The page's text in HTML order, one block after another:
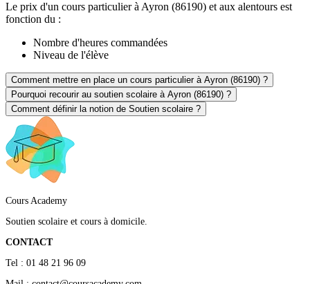
Le prix d'un cours particulier à Ayron (86190) et aux alentours est
fonction du :
Nombre d'heures commandées
Niveau de l'élève
Comment mettre en place un cours particulier à Ayron (86190) ?
Pourquoi recourir au soutien scolaire à Ayron (86190) ?
Comment définir la notion de Soutien scolaire ?
Cours Academy
Soutien scolaire et cours à domicile.
CONTACT
Tel : 01 48 21 96 09